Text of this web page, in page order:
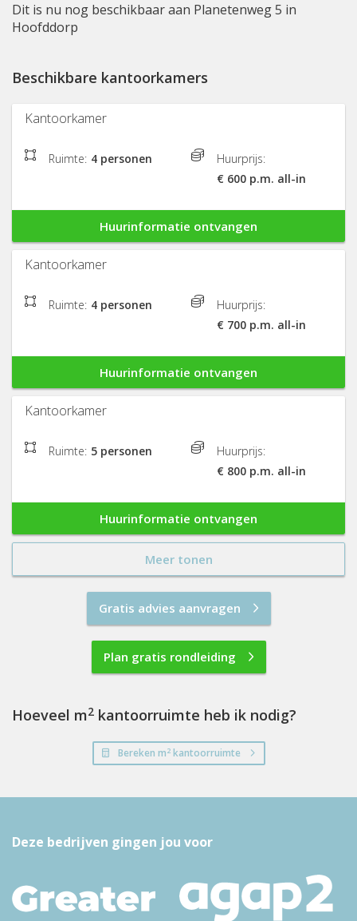
Dit is nu nog beschikbaar aan Planetenweg 5 in
Hoofddorp
Beschikbare kantoorkamers
Kantoorkamer
Ruimte: 4 personen
Huurprijs:
€ 600 p.m. all-in
Huurinformatie ontvangen
Kantoorkamer
Ruimte: 4 personen
Huurprijs:
€ 700 p.m. all-in
Huurinformatie ontvangen
Kantoorkamer
Ruimte: 5 personen
Huurprijs:
€ 800 p.m. all-in
Huurinformatie ontvangen
Meer tonen
Gratis advies aanvragen
Plan gratis rondleiding
Hoeveel m2 kantoorruimte heb ik nodig?
Bereken m2kantoorruimte
Deze bedrijven gingen jou voor